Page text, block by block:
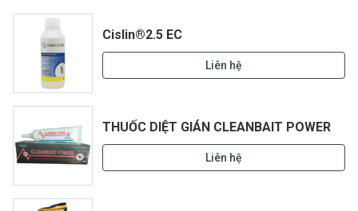
Cislin®2.5 EC
Liên hệ
THUỐC DIỆT GIÁN CLEANBAIT POWER
Liên hệ